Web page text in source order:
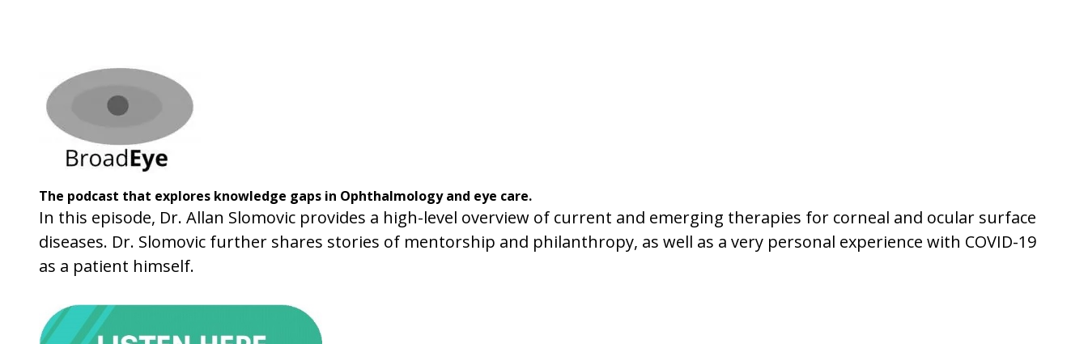
The podcast that explores knowledge gaps in Ophthalmology and eye care.
In this episode, Dr. Allan Slomovic provides a high-level overview of current and emerging therapies for corneal and ocular surface
diseases. Dr. Slomovic further shares stories of mentorship and philanthropy, as well as a very personal experience with COVID-19
as a patient himself.